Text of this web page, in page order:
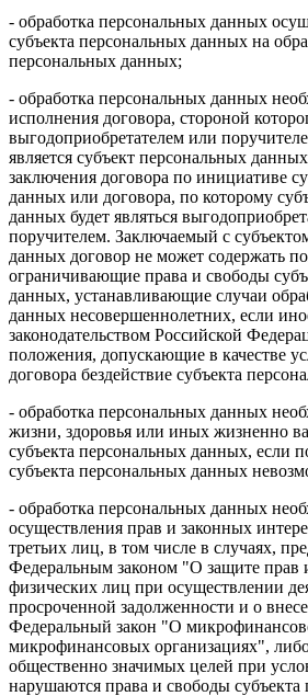
- обработка персональных данных
субъекта персональных данных на
персональных данных;
- обработка персональных данных
исполнения договора, стороной
выгодоприобретателем или
является субъект персональных
заключения договора по инициативе
данных или договора, по которому
данных будет являться
поручителем. Заключаемый с
данных договор не может содержать
ограничивающие права и свободы
данных, устанавливающие случаи
данных несовершеннолетних, если
законодательством Российской
положения, допускающие в качестве
договора бездействие субъекта
- обработка персональных данных
жизни, здоровья или иных жизненно
субъекта персональных данных, если
субъекта персональных данных
- обработка персональных данных
осуществления прав и законных
третьих лиц, в том числе в случаях,
Федеральным законом "О защите прав
физических лиц при осуществлении
просроченной задолженности и о
Федеральный закон "О
микрофинансовых организациях",
общественно значимых целей при
нарушаются права и свободы